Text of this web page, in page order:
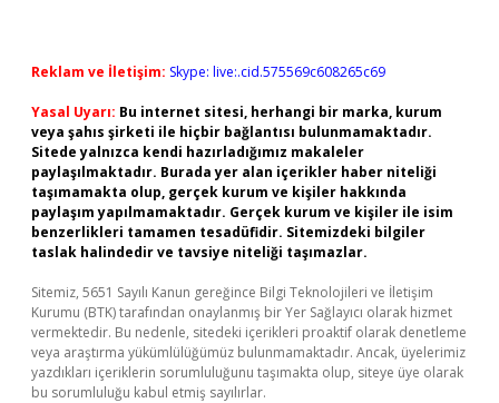
Reklam ve İletişim: Skype: live:.cid.575569c608265c69
Yasal Uyarı: Bu internet sitesi, herhangi bir marka, kurum
veya şahıs şirketi ile hiçbir bağlantısı bulunmamaktadır.
Sitede yalnızca kendi hazırladığımız makaleler
paylaşılmaktadır. Burada yer alan içerikler haber niteliği
taşımamakta olup, gerçek kurum ve kişiler hakkında
paylaşım yapılmamaktadır. Gerçek kurum ve kişiler ile isim
benzerlikleri tamamen tesadüfidir. Sitemizdeki bilgiler
taslak halindedir ve tavsiye niteliği taşımazlar.
Sitemiz, 5651 Sayılı Kanun gereğince Bilgi Teknolojileri ve İletişim
Kurumu (BTK) tarafından onaylanmış bir Yer Sağlayıcı olarak hizmet
vermektedir. Bu nedenle, sitedeki içerikleri proaktif olarak denetleme
veya araştırma yükümlülüğümüz bulunmamaktadır. Ancak, üyelerimiz
yazdıkları içeriklerin sorumluluğunu taşımakta olup, siteye üye olarak
bu sorumluluğu kabul etmiş sayılırlar.